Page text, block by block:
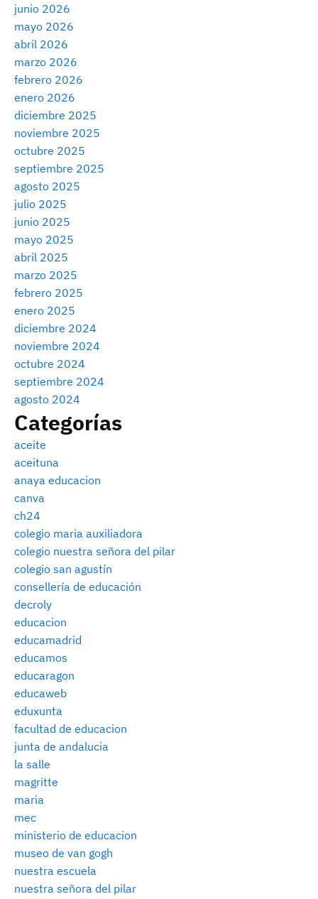
junio 2026
mayo 2026
abril 2026
marzo 2026
febrero 2026
enero 2026
diciembre 2025
noviembre 2025
octubre 2025
septiembre 2025
agosto 2025
julio 2025
junio 2025
mayo 2025
abril 2025
marzo 2025
febrero 2025
enero 2025
diciembre 2024
noviembre 2024
octubre 2024
septiembre 2024
agosto 2024
Categorías
aceite
aceituna
anaya educacion
canva
ch24
colegio maria auxiliadora
colegio nuestra señora del pilar
colegio san agustín
consellería de educación
decroly
educacion
educamadrid
educamos
educaragon
educaweb
eduxunta
facultad de educacion
junta de andalucia
la salle
magritte
maria
mec
ministerio de educacion
museo de van gogh
nuestra escuela
nuestra señora del pilar